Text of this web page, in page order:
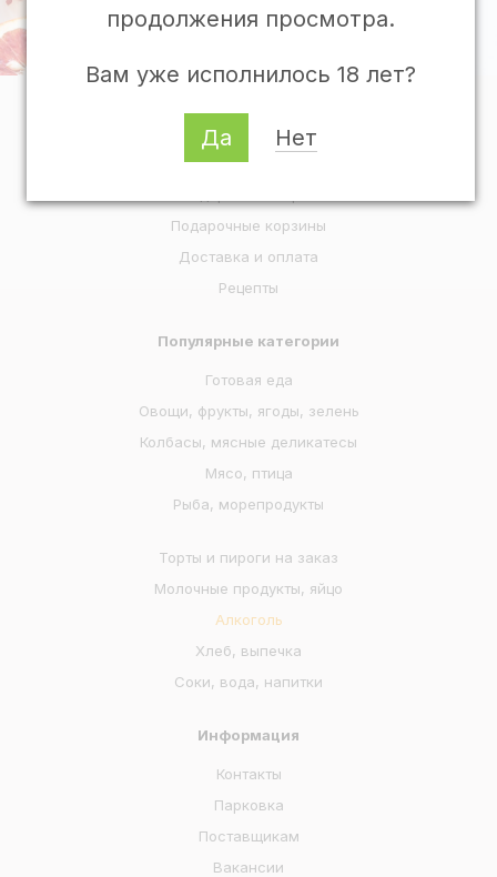
Напишите нам
Программа лояльности
Подарочные корзины
Доставка и оплата
Рецепты
Популярные категории
Готовая еда
Овощи, фрукты, ягоды, зелень
Колбасы, мясные деликатесы
Мясо, птица
Рыба, морепродукты
Торты и пироги на заказ
Молочные продукты, яйцо
Алкоголь
Хлеб, выпечка
Соки, вода, напитки
Информация
Контакты
Парковка
Поставщикам
Вакансии
продолжения просмотра.
Вам уже исполнилось 18 лет?
Да Нет